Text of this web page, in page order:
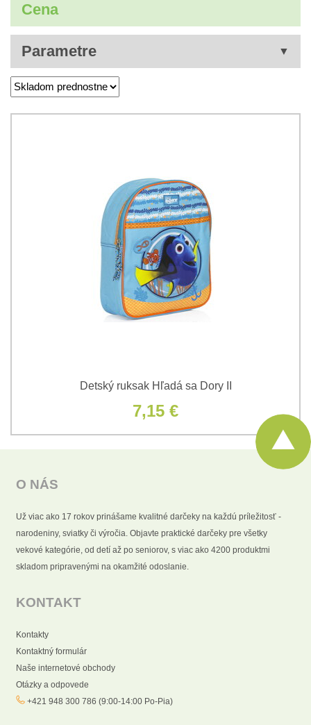
Cena
Parametre
Detský ruksak Hľadá sa Dory II
7,15 €
O NÁS
Už viac ako 17 rokov prinášame kvalitné darčeky na každú príležitosť -
narodeniny, sviatky či výročia. Objavte praktické darčeky pre všetky
vekové kategórie, od detí až po seniorov, s viac ako 4200 produktmi
skladom pripravenými na okamžité odoslanie.
KONTAKT
Kontakty
Kontaktný formulár
Naše internetové obchody
Otázky a odpovede
+421 948 300 786 (9:00-14:00 Po-Pia)